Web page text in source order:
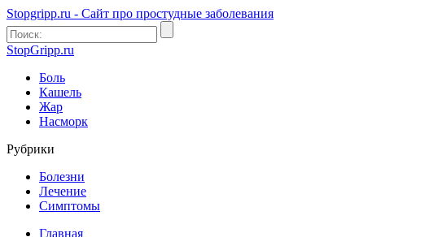
Stopgripp.ru - Cайт про простудные заболевания
StopGripp.ru
Боль
Кашель
Жар
Насморк
Рубрики
Болезни
Лечение
Симптомы
Главная